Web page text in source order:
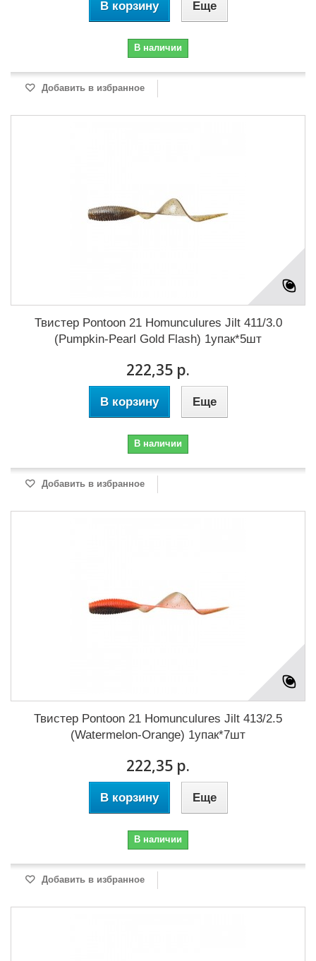
В корзину Еще
В наличии
Добавить в избранное
Твистер Pontoon 21 Homunculures Jilt 411/3.0
(Pumpkin-Pearl Gold Flash) 1упак*5шт
222,35 р.
В корзину Еще
В наличии
Добавить в избранное
Твистер Pontoon 21 Homunculures Jilt 413/2.5
(Watermelon-Orange) 1упак*7шт
222,35 р.
В корзину Еще
В наличии
Добавить в избранное